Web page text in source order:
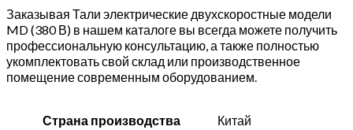
Заказывая Тали электрические двухскоростные модели
MD (380 В) в нашем каталоге вы всегда можете получить
профессиональную консультацию, а также полностью
укомплектовать свой склад или производственное
помещение современным оборудованием.
Страна производства Китай